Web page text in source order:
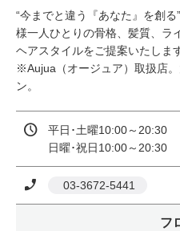
“今までと違う『あなた』を創
様一人ひとりの骨格、髪質、ラ
ヘアスタイルをご提案いたしま
※Aujua（オージュア）取扱店
ン。
平日･土曜10:00～20:30
日曜･祝日10:00～20:30
03-3672-5441
フ